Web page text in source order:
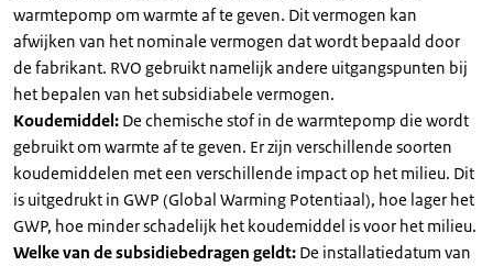
warmtepomp om warmte af te geven. Dit vermogen kan
afwijken van het nominale vermogen dat wordt bepaald door
de fabrikant. RVO gebruikt namelijk andere uitgangspunten bij
het bepalen van het subsidiabele vermogen.
Koudemiddel: De chemische stof in de warmtepomp die wordt
gebruikt om warmte af te geven. Er zijn verschillende soorten
koudemiddelen met een verschillende impact op het milieu. Dit
is uitgedrukt in GWP (Global Warming Potentiaal), hoe lager het
GWP, hoe minder schadelijk het koudemiddel is voor het milieu.
Welke van de subsidiebedragen geldt: De installatiedatum van